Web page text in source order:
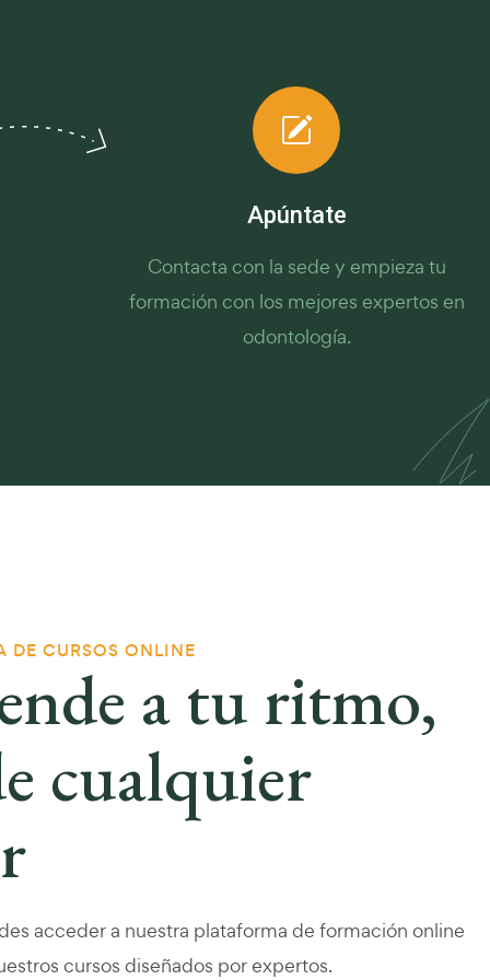
Apúntate
Contacta con la sede y empieza tu
formación con los mejores expertos en
odontología.
DE CURSOS ONLINE
a tu ritmo,
cualquier
acceder a nuestra plataforma de formación online
cursos diseñados por expertos.